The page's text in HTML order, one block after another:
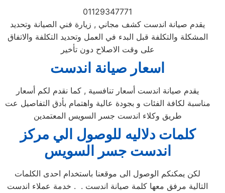
01129347771
يقدم صيانة اندست كشف مجاني , زيارة فني الصيانة وتحديد
المشكلة والتكلفة قبل البدء في العمل وتحديد التكلفة والاتفاق
على وقت الاصلاح دون تأخير
اسعار صيانة اندست
يقدم صيانة اندست أسعار تنافسية , كما نقدم لكم أسعار
مناسبة لكافة الفئات و بجودة عالية واهتمام بأدق التفاصيل عت
طريق وكلاء اندست جسر السويس المعتمدين
كلمات دلاليه للوصول الي مركز
اندست جسر السويس
لكن يمكنكم الوصول الى موقعنا باستخدام احدى الكلمات
التالية مرفق معها كلمة صيانة اندست . . خدمة عملاء اندست